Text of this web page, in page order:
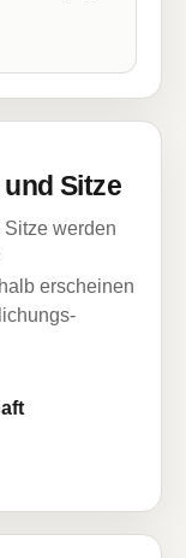
Sitze
werden
erscheinen